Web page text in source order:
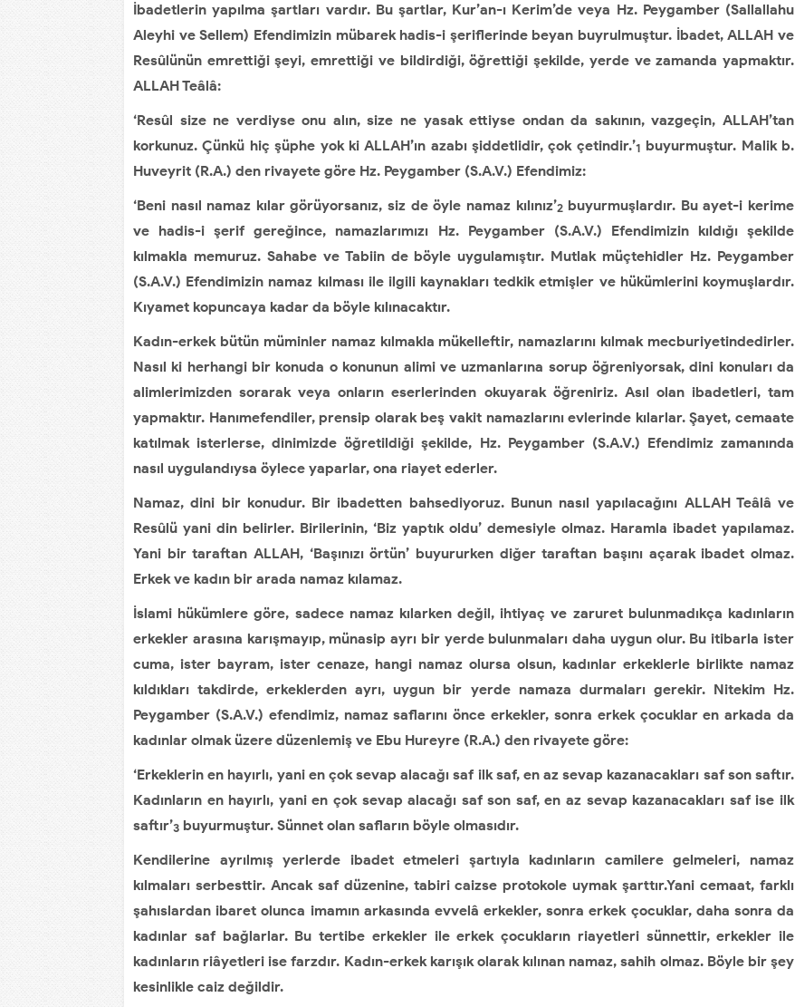
İbadetlerin yapılma şartları vardır. Bu şartlar, Kur’an-ı Kerim’de veya Hz. Peygamber (Sallallahu
Aleyhi ve Sellem) Efendimizin mübarek hadis-i şeriflerinde beyan buyrulmuştur. İbadet, ALLAH ve
Resûlünün emrettiği şeyi, emrettiği ve bildirdiği, öğrettiği şekilde, yerde ve zamanda yapmaktır.
ALLAH Teâlâ:
‘Resûl size ne verdiyse onu alın, size ne yasak ettiyse ondan da sakının, vazgeçin, ALLAH’tan
korkunuz. Çünkü hiç şüphe yok ki ALLAH’ın azabı şiddetlidir, çok çetindir.’1 buyurmuştur. Malik b.
Huveyrit (R.A.) den rivayete göre Hz. Peygamber (S.A.V.) Efendimiz:
‘Beni nasıl namaz kılar görüyorsanız, siz de öyle namaz kılınız’2buyurmuşlardır. Bu ayet-i kerime
ve hadis-i şerif gereğince, namazlarımızı Hz. Peygamber (S.A.V.) Efendimizin kıldığı şekilde
kılmakla memuruz. Sahabe ve Tabiin de böyle uygulamıştır. Mutlak müçtehidler Hz. Peygamber
(S.A.V.) Efendimizin namaz kılması ile ilgili kaynakları tedkik etmişler ve hükümlerini koymuşlardır.
Kıyamet kopuncaya kadar da böyle kılınacaktır.
Kadın-erkek bütün müminler namaz kılmakla mükelleftir, namazlarını kılmak mecburiyetindedirler.
Nasıl ki herhangi bir konuda o konunun alimi ve uzmanlarına sorup öğreniyorsak, dini konuları da
alimlerimizden sorarak veya onların eserlerinden okuyarak öğreniriz. Asıl olan ibadetleri, tam
yapmaktır. Hanımefendiler, prensip olarak beş vakit namazlarını evlerinde kılarlar. Şayet, cemaate
katılmak isterlerse, dinimizde öğretildiği şekilde, Hz. Peygamber (S.A.V.) Efendimiz zamanında
nasıl uygulandıysa öylece yaparlar, ona riayet ederler.
Namaz, dini bir konudur. Bir ibadetten bahsediyoruz. Bunun nasıl yapılacağını ALLAH Teâlâ ve
Resûlü yani din belirler. Birilerinin, ‘Biz yaptık oldu’ demesiyle olmaz. Haramla ibadet yapılamaz.
Yani bir taraftan ALLAH, ‘Başınızı örtün’ buyururken diğer taraftan başını açarak ibadet olmaz.
Erkek ve kadın bir arada namaz kılamaz.
İslami hükümlere göre, sadece namaz kılarken değil, ihtiyaç ve zaruret bulunmadıkça kadınların
erkekler arasına karışmayıp, münasip ayrı bir yerde bulunmaları daha uygun olur. Bu itibarla ister
cuma, ister bayram, ister cenaze, hangi namaz olursa olsun, kadınlar erkeklerle birlikte namaz
kıldıkları takdirde, erkeklerden ayrı, uygun bir yerde namaza durmaları gerekir. Nitekim Hz.
Peygamber (S.A.V.) efendimiz, namaz saflarını önce erkekler, sonra erkek çocuklar en arkada da
kadınlar olmak üzere düzenlemiş ve Ebu Hureyre (R.A.) den rivayete göre:
‘Erkeklerin en hayırlı, yani en çok sevap alacağı saf ilk saf, en az sevap kazanacakları saf son saftır.
Kadınların en hayırlı, yani en çok sevap alacağı saf son saf, en az sevap kazanacakları saf ise ilk
saftır’3 buyurmuştur. Sünnet olan safların böyle olmasıdır.
Kendilerine ayrılmış yerlerde ibadet etmeleri şartıyla kadınların camilere gelmeleri, namaz
kılmaları serbesttir. Ancak saf düzenine, tabiri caizse protokole uymak şarttır.Yani cemaat, farklı
şahıslardan ibaret olunca imamın arkasında evvelâ erkekler, sonra erkek çocuklar, daha sonra da
kadınlar saf bağlarlar. Bu tertibe erkekler ile erkek çocukların riayetleri sünnettir, erkekler ile
kadınların riâyetleri ise farzdır. Kadın-erkek karışık olarak kılınan namaz, sahih olmaz. Böyle bir şey
kesinlikle caiz değildir.